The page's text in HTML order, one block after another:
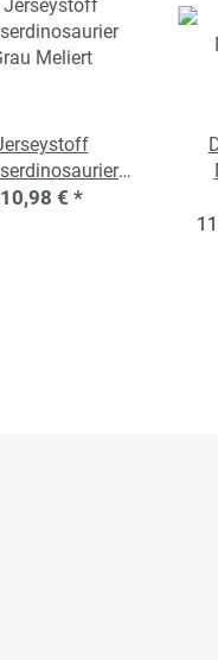
Grau Meliert
10,98 € *